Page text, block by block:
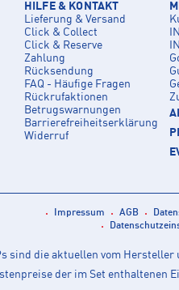
HILFE & KONTAKT
Lieferung & Versand
Click & Collect
Click & Reserve
Zahlung
Rücksendung
FAQ - Häufige Fragen
Rückrufaktionen
Betrugswarnungen
Barrierefreiheitserklärung
Widerruf
Impressum AGB
sind die aktuellen vom
der im Set enthaltenen